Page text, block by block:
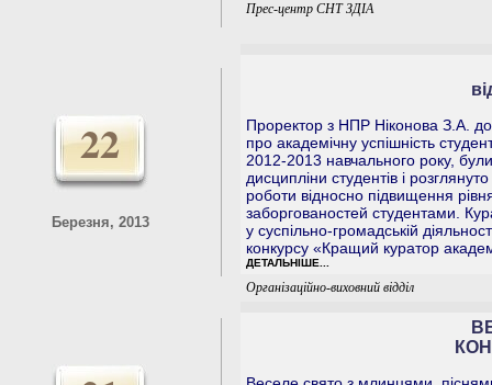
Прес-центр СНТ ЗДІА
22
Березня, 2013
Проректор з НПР Ніконова З.А.
про академічну успішність
2012-2013 навчального року,
дисципліни студентів і
роботи відносно підвищення
заборгованостей студентами.
у суспільно-громадській
конкурсу «Кращий куратор
ДЕТАЛЬНІШЕ...
Організаційно-виховний відділ